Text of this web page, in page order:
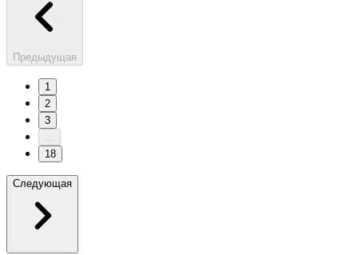
Предыдущая
1
2
3
...
18
Следующая